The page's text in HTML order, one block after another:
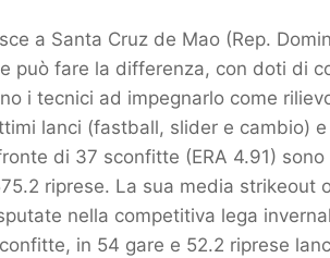
a Santa Cruz de Mao (Rep.
può fare la differenza, con doti di
i tecnici ad impegnarlo come
lanci (fastball, slider e cambio)
di 37 sconfitte (ERA 4.91)
riprese. La sua media strikeout
nella competitiva lega
in 54 gare e 52.2 riprese